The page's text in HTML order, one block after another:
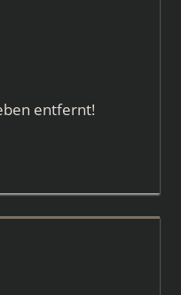
entfernt!